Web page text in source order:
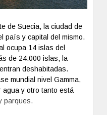
de Suecia, la ciudad de
país y capital del mismo.
ocupa 14 islas del
de 24.000 islas, la
deshabitadas.
mundial nivel Gamma,
agua y otro tanto está
parques.